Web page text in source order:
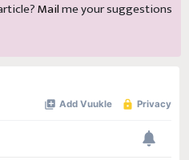
Mailme your suggestions